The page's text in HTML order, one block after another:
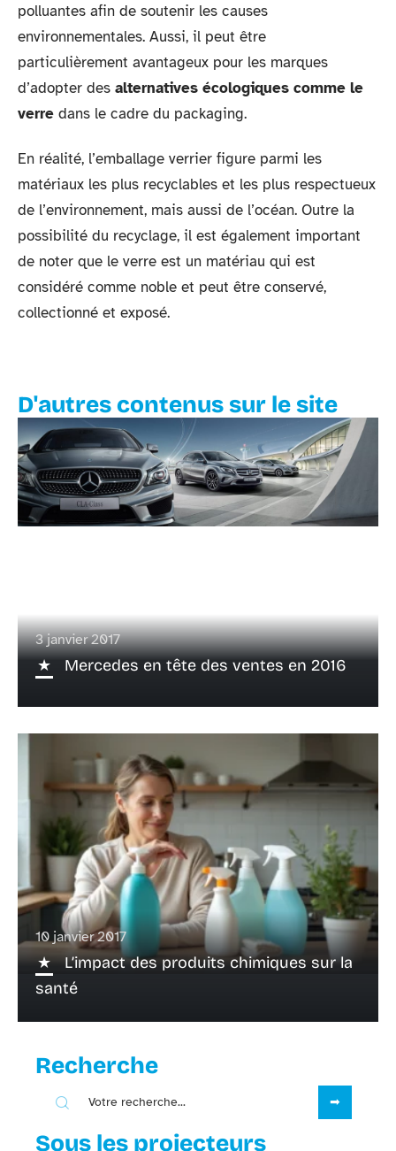
polluantes afin de soutenir les causes
environnementales. Aussi, il peut être
particulièrement avantageux pour les marques
d’adopter des alternatives écologiques comme le
verre dans le cadre du packaging.
En réalité, l’emballage verrier figure parmi les
matériaux les plus recyclables et les plus respectueux
de l’environnement, mais aussi de l’océan. Outre la
possibilité du recyclage, il est également important
de noter que le verre est un matériau qui est
considéré comme noble et peut être conservé,
collectionné et exposé.
D'autres contenus sur le site
3 janvier 2017
Mercedes en tête des ventes en 2016
10 janvier 2017
L’impact des produits chimiques sur la
santé
Recherche
Sous les projecteurs